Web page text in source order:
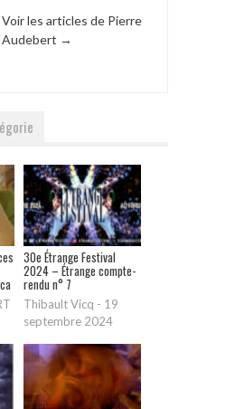
Voir les articles de Pierre
Audebert →
30e Étrange Festival
2024 – Étrange compte-
rendu n° 7
Thibault Vicq - 19
septembre 2024